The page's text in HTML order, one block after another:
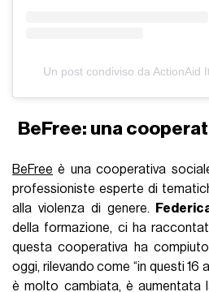
Un post condiviso da ActionAid
BeFree: una
BeFree è una cooperativa
professioniste esperte di
alla violenza di genere.
della formazione, ci ha
questa cooperativa ha
oggi, rilevando come “in questi 16
è molto cambiata, è aumentata